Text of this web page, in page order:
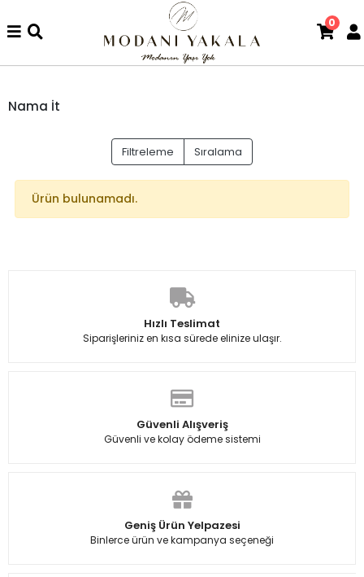
0
Nama İt
Filtreleme Sıralama
Ürün bulunamadı.
Hızlı Teslimat
Siparişleriniz en kısa sürede elinize ulaşır.
Güvenli Alışveriş
Güvenli ve kolay ödeme sistemi
Geniş Ürün Yelpazesi
Binlerce ürün ve kampanya seçeneği